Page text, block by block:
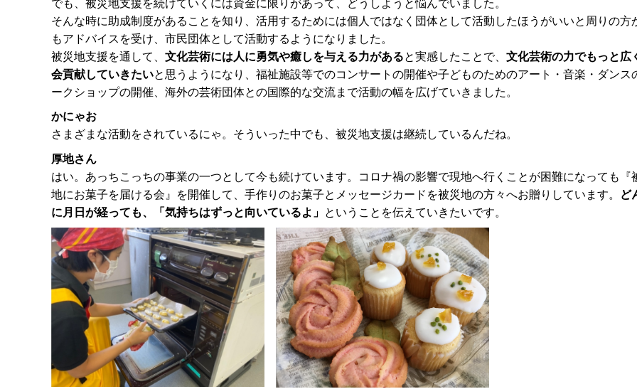
でも、被災地支援を続けていくには資金に限りがあって、どうしようと悩んでいました。
そんな時に助成制度があることを知り、活用するためには個人ではなく団体として活動したほうがいいと周りの方
もアドバイスを受け、市民団体として活動するようになりました。
被災地支援を通して、 文化芸術には人に勇気や癒しを与える力があると実感したことで、 文化芸術の力でもっと広
会貢献していきたいと思うようになり、福祉施設等でのコンサートの開催や子どものためのアート・音楽・ダンス
ークショップの開催、海外の芸術団体との国際的な交流まで活動の幅を広げていきました。
かにゃお
さまざまな活動をされているにゃ。そういった中でも、被災地支援は継続しているんだね。
厚地さん
はい。あっちこっちの事業の一つとして今も続けています。コロナ禍の影響で現地へ行くことが困難になっても『
地にお菓子を届ける会』を開催して、手作りのお菓子とメッセージカードを被災地の方々へお贈りしています。
ど
に月日が経っても、「気持ちはずっと向いているよ」 ということを伝えていきたいです。